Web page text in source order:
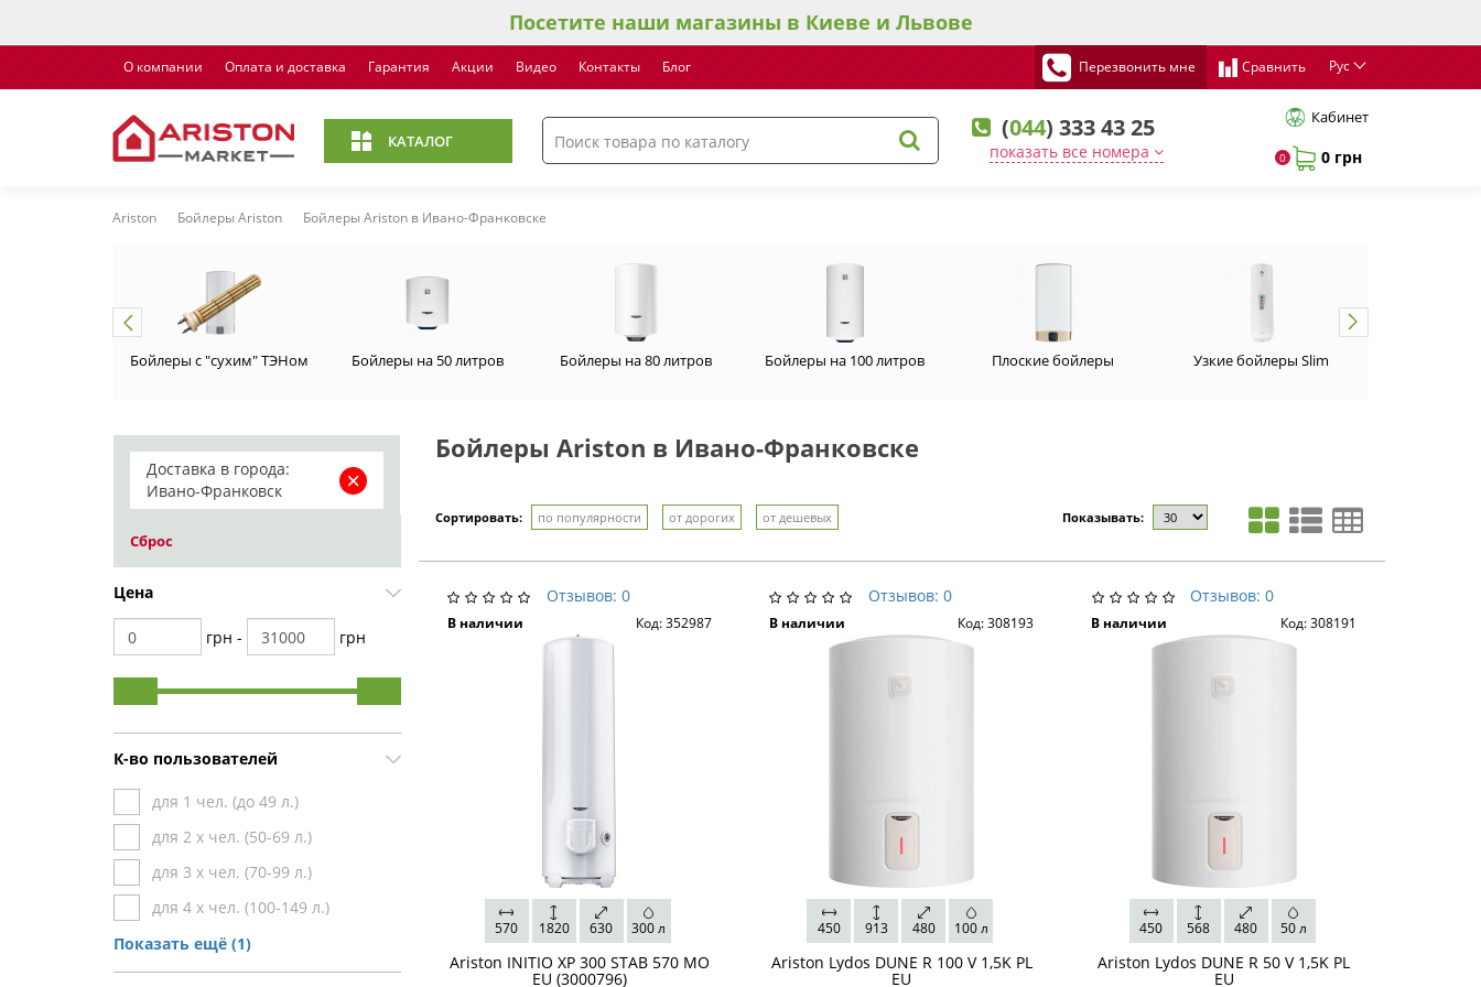
Посетите наши магазины в Киеве и Львове
О компании Оплата и доставка Гарантия Акции Видео Контакты Блог Перезвонить мне Сравнить Рус
КАТАЛОГ (044) 333 43 25
показать все номера
Кабинет
0 0 грн
Ariston Бойлеры Ariston Бойлеры Ariston в Ивано-Франковске
Бойлеры с "сухим" ТЭНом Бойлеры на 50 литров Бойлеры на 80 литров Бойлеры на 100 литров Плоские бойлеры Узкие бойлеры Slim
Доставка в города:
Ивано-Франковск
Сброс
Цена
грн - грн
К-во пользователей
для 1 чел. (до 49 л.)
для 2 х чел. (50-69 л.)
для 3 х чел. (70-99 л.)
для 4 х чел. (100-149 л.)
от 5 чел. (от 150 л.)
Показать ещё (1)
Бойлеры Ariston в Ивано-Франковске
Сортировать: по популярности от дорогих от дешевых Показывать:
Отзывов: 0
В наличии Код: 352987
570 1820 630 300 л
Ariston INITIO XP 300 STAB 570 MO
EU (3000796)
Отзывов: 0
В наличии Код: 308193
450 913 480 100 л
Ariston Lydos DUNE R 100 V 1,5K PL
EU
Отзывов: 0
В наличии Код: 308191
450 568 480 50 л
Ariston Lydos DUNE R 50 V 1,5K PL
EU